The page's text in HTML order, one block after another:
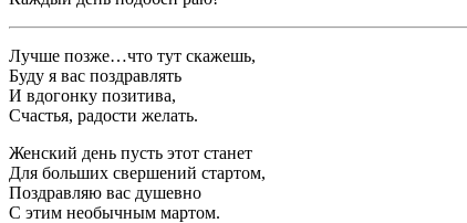
Лучше позже…что тут скажешь,
Буду я вас поздравлять
И вдогонку позитива,
Счастья, радости желать.
Женский день пусть этот станет
Для больших свершений стартом,
Поздравляю вас душевно
С этим необычным мартом.